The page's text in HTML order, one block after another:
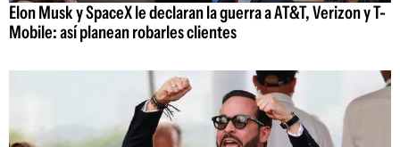
Elon Musk y SpaceX le declaran la guerra a AT&T, Verizon y T-
Mobile: así planean robarles clientes